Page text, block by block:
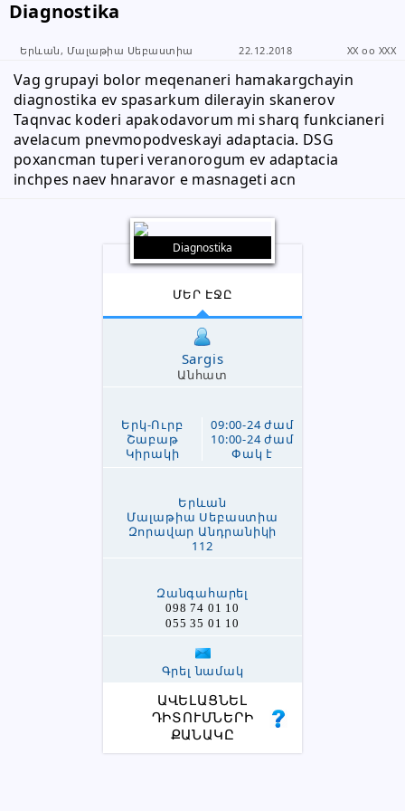
Diagnostika
Երևան, Մալաթիա Սեբաստիա 22.12.2018 XX oo XXX
Vag grupayi bolor meqenaneri hamakargchayin
diagnostika ev spasarkum dilerayin skanerov
Taqnvac koderi apakodavorum mi sharq funkcianeri
avelacum pnevmopodveskayi adaptacia. DSG
poxancman tuperi veranorogum ev adaptacia
inchpes naev hnaravor e masnageti acn
Diagnostika
ՄԵՐ ԷՋԸ
Sargis
Անհատ
Երկ-Ուրբ
Շաբաթ
Կիրակի
09:00-24 ժամ
10:00-24 ժամ
Փակ է
Երևան
Մալաթիա Սեբաստիա
Զորավար Անդրանիկի
112
Զանգահարել
098 74 01 10
055 35 01 10
Գրել նամակ
ԱՎԵԼԱՑՆԵԼ
ԴԻՏՈՒՄՆԵՐԻ
ՔԱՆԱԿԸ